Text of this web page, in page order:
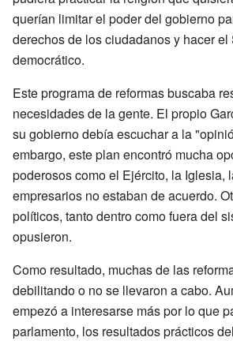
querían limitar el poder del gobierno
derechos de los ciudadanos y hacer el
democrático.
Este programa de reformas buscaba
necesidades de la gente. El propio
su gobierno debía escuchar a la
embargo, este plan encontró mucha
poderosos como el Ejército, la Iglesia,
empresarios no estaban de acuerdo.
políticos, tanto dentro como fuera del
opusieron.
Como resultado, muchas de las
debilitando o no se llevaron a cabo.
empezó a interesarse más por lo que
parlamento, los resultados prácticos